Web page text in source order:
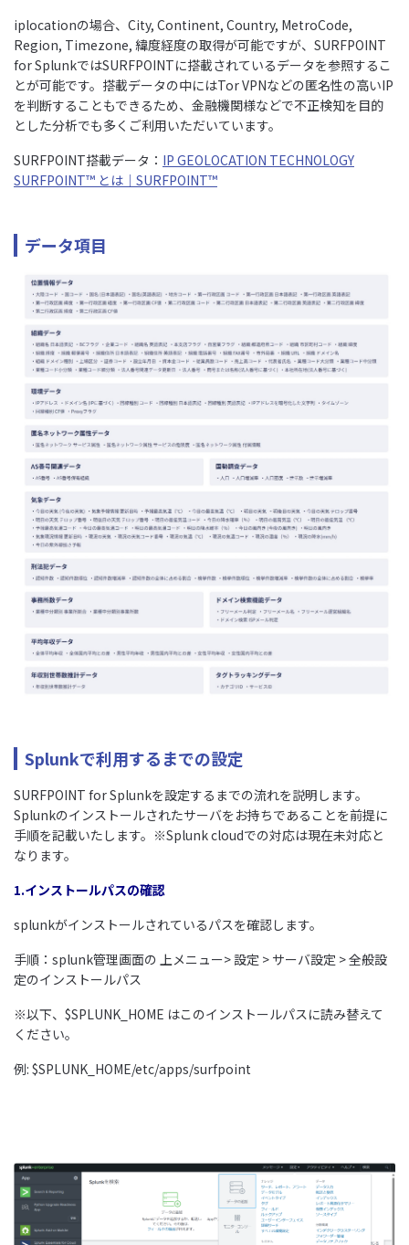
iplocationの場合、City, Continent, Country, MetroCode,
Region, Timezone, 緯度経度の取得が可能ですが、SURFPOINT
for SplunkではSURFPOINTに搭載されているデータを参照するこ
とが可能です。搭載データの中にはTor VPNなどの匿名性の高いIP
を判断することもできるため、金融機関様などで不正検知を目的
とした分析でも多くご利用いただいています。
SURFPOINT搭載データ： IP GEOLOCATION TECHNOLOGY
SURFPOINT™ とは｜SURFPOINT™
データ項目
Splunkで利用するまでの設定
SURFPOINT for Splunkを設定するまでの流れを説明します。
Splunkのインストールされたサーバをお持ちであることを前提に
手順を記載いたします。※Splunk cloudでの対応は現在未対応と
なります。
1.インストールパスの確認
splunkがインストールされているパスを確認します。
手順：splunk管理画面の 上メニュー> 設定 > サーバ設定 > 全般設
定のインストールパス
※以下、$SPLUNK_HOME はこのインストールパスに読み替えて
ください。
例: $SPLUNK_HOME/etc/apps/surfpoint